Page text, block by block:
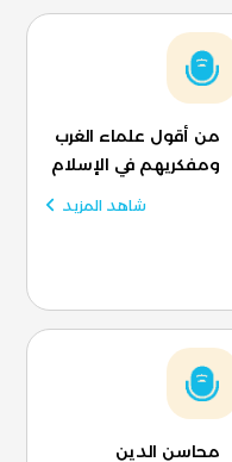
من أقول علماء الغرب
ومفكريهم في الإسلام
شاهد المزيد
محاسن الدين